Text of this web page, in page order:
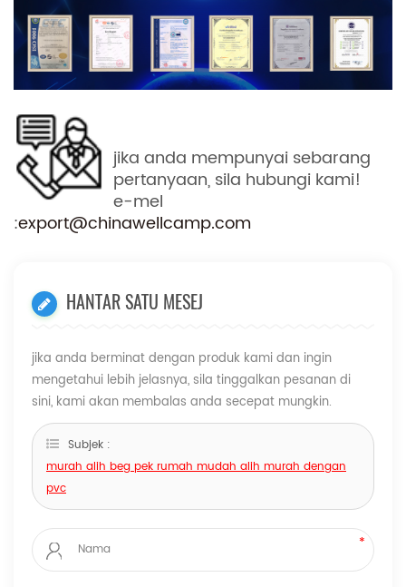
jika anda mempunyai sebarang
pertanyaan, sila hubungi kami!
e-mel
:export@chinawellcamp.com
HANTAR SATU MESEJ
jika anda berminat dengan produk kami dan ingin
mengetahui lebih jelasnya, sila tinggalkan pesanan di
sini, kami akan membalas anda secepat mungkin.
Subjek :
murah alih beg pek rumah mudah alih murah dengan
pvc